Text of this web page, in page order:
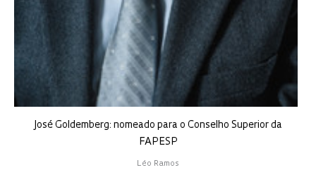
José Goldemberg: nomeado para o Conselho Superior da
FAPESP
Léo Ramos